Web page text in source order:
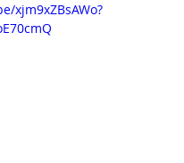
xjm9xZBsAWo?